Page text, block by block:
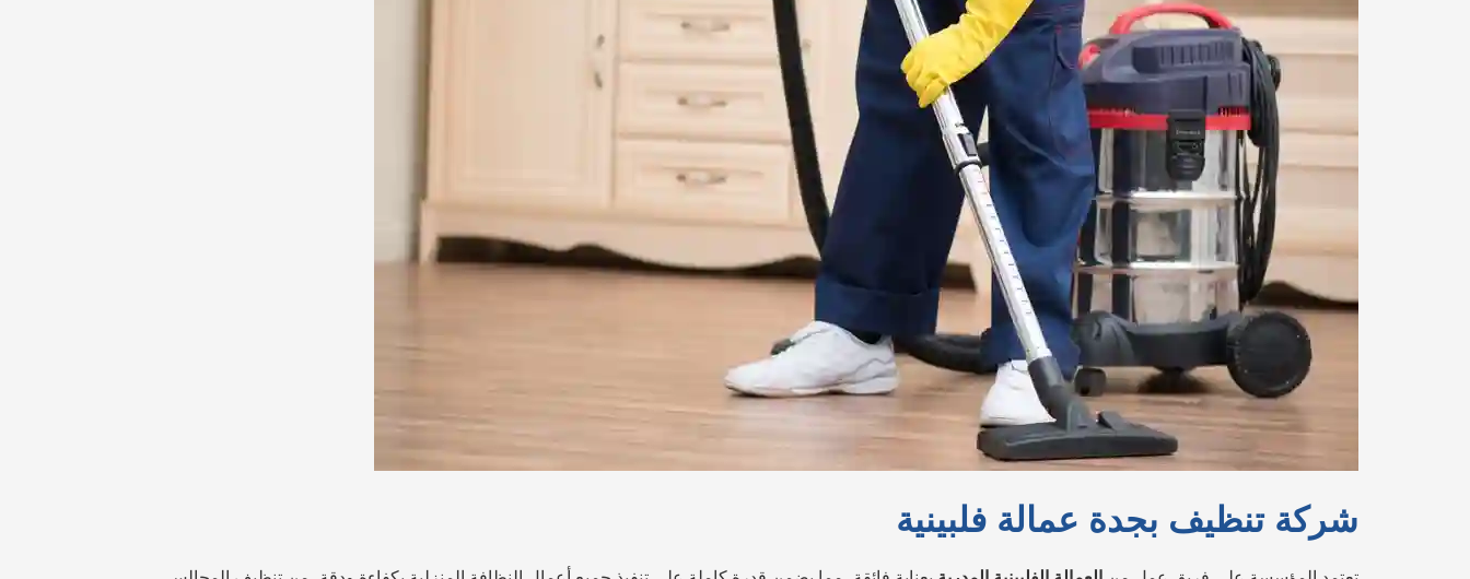
شركة تنظيف بجدة عمالة فلبينية